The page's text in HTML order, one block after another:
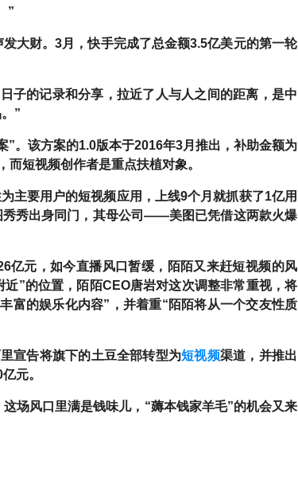
”
大财。3月，快手完成了总金额3.5亿美元的第一轮
子的记录和分享，拉近了人与人之间的距离，是中
”
。 该方案的1.0版本于2016年3月推出，补助金额为
短视频创作者是重点扶植对象。
主要用户的短视频应用，上线9个月就抓获了1亿用
秀秀出身同门，其母公司——美图已凭借这两款火爆
亿元，如今直播风口暂缓，陌陌又来赶短视频的风
”的位置，陌陌CEO唐岩对这次调整非常重视，将
富的娱乐化内容”，并着重“陌陌将从一个交友性质
宣告将旗下的土豆全部转型为短视频渠道，并推出
元。
场风口里满是钱味儿，“薅本钱家羊毛”的机会又来